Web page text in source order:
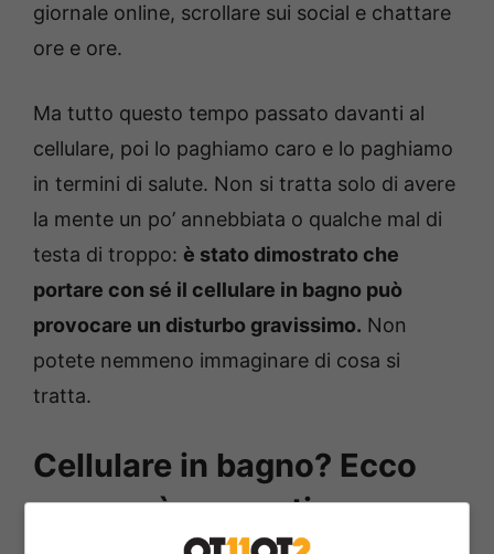
giornale online, scrollare sui social e chattare
ore e ore.
Ma tutto questo tempo passato davanti al
cellulare, poi lo paghiamo caro e lo paghiamo
in termini di salute. Non si tratta solo di avere
la mente un po’ annebbiata o qualche mal di
testa di troppo: è stato dimostrato che
portare con sé il cellulare in bagno può
provocare un disturbo gravissimo. Non
potete nemmeno immaginare di cosa si
tratta.
Cellulare in bagno? Ecco
cosa può causarti